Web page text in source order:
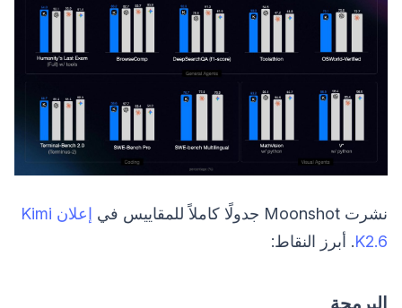
نشرت Moonshot جدولًا كاملاً للمقاييس في
إعلان Kimi
K2.6. أبرز النقاط:
البرمجة